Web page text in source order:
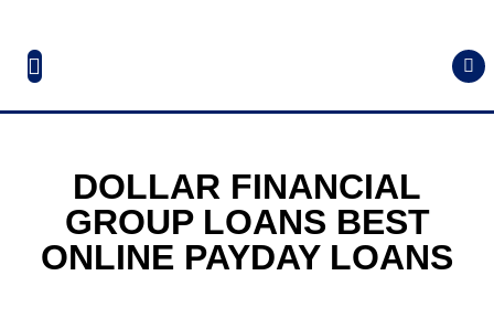
DOLLAR FINANCIAL
GROUP LOANS BEST
ONLINE PAYDAY LOANS